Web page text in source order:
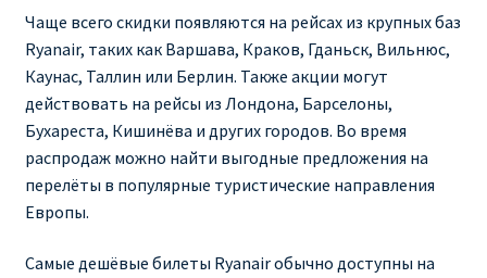
RYANAIR ТЕЛЬ-АВИВ, ЭЙЛАТ, ИЗРАИЛЬ
RYANAIR УКРАИНА | АВИАБИЛЕТЫ ОТ €15
Ryanair Україна из Киева, Одессы, Львова, Харькова,
Херсона от € 15
RYANAIR.COM НА РУССКОМ – кнфтфшкюсщь
Авиабилеты Ryanair на Тенерифе от €15
Чаще всего скидки появляются на рейсах из крупных баз
Ryanair, таких как Варшава, Краков, Гданьск, Вильнюс,
Каунас, Таллин или Берлин. Также акции могут
действовать на рейсы из Лондона, Барселоны,
Бухареста, Кишинёва и других городов. Во время
распродаж можно найти выгодные предложения на
перелёты в популярные туристические направления
Европы.
Самые дешёвые билеты Ryanair обычно доступны на